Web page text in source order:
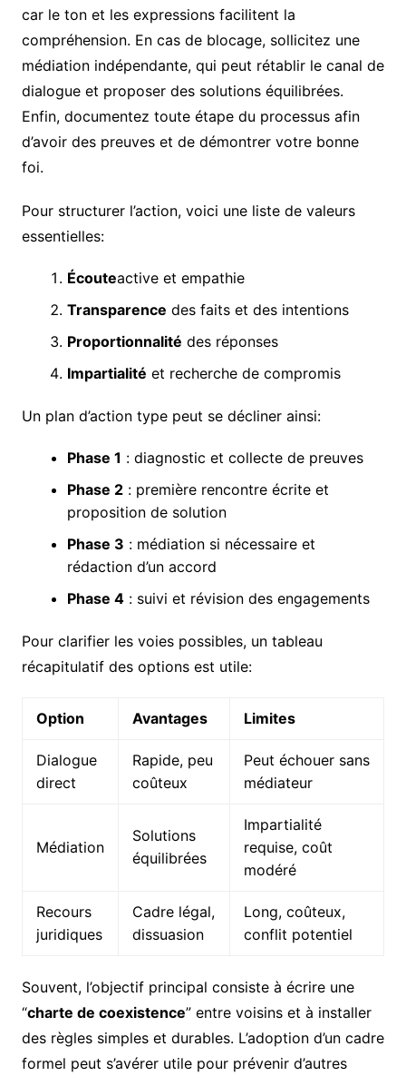
car le ton et les expressions facilitent la
compréhension. En cas de blocage, sollicitez une
médiation indépendante, qui peut rétablir le canal de
dialogue et proposer des solutions équilibrées.
Enfin, documentez toute étape du processus afin
d’avoir des preuves et de démontrer votre bonne
foi.
Pour structurer l’action, voici une liste de valeurs
essentielles:
Écouteactive et empathie
Transparence des faits et des intentions
Proportionnalité des réponses
Impartialité et recherche de compromis
Un plan d’action type peut se décliner ainsi:
Phase 1 : diagnostic et collecte de preuves
Phase 2: première rencontre écrite et
proposition de solution
Phase 3 : médiation si nécessaire et
rédaction d’un accord
Phase 4: suivi et révision des engagements
Pour clarifier les voies possibles, un tableau
récapitulatif des options est utile:
Option Avantages Limites
Dialogue
direct
Rapide, peu
coûteux
Peut échouer sans
médiateur
Médiation
Solutions
équilibrées
Impartialité
requise, coût
modéré
Recours
juridiques
Cadre légal,
dissuasion
Long, coûteux,
conflit potentiel
Souvent, l’objectif principal consiste à écrire une
“charte de coexistence” entre voisins et à installer
des règles simples et durables. L’adoption d’un cadre
formel peut s’avérer utile pour prévenir d’autres